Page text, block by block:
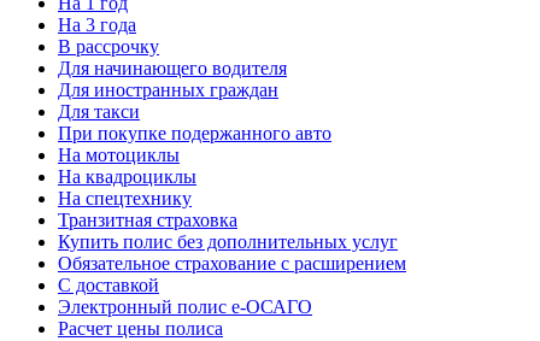
На 3 года
В рассрочку
Для начинающего водителя
Для иностранных граждан
Для такси
При покупке подержанного авто
На мотоциклы
На квадроциклы
На спецтехнику
Транзитная страховка
Купить полис без дополнительных услуг
Обязательное страхование с расширением
С доставкой
Электронный полис е-ОСАГО
Расчет цены полиса